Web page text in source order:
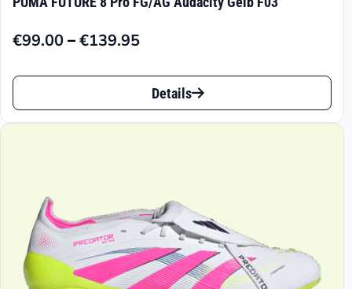
auf.
Die
Optionen
können
Produktseite
gewählt
werden
€99.00–€139.95
Preisspanne:
€99.00
€139.95
Dieses
Produkt
auf.
Die
Optionen
Details